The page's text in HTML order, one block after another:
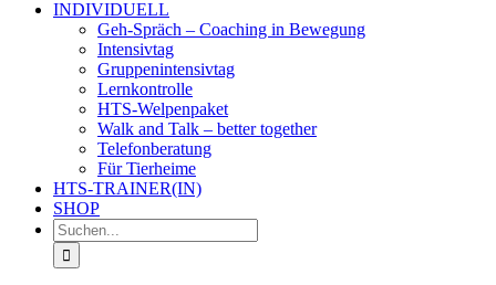
INDIVIDUELL
Geh-Spräch – Coaching in Bewegung
Intensivtag
Gruppenintensivtag
Lernkontrolle
HTS-Welpenpaket
Walk and Talk – better together
Telefonberatung
Für Tierheime
HTS-TRAINER(IN)
SHOP
Suche
nach: